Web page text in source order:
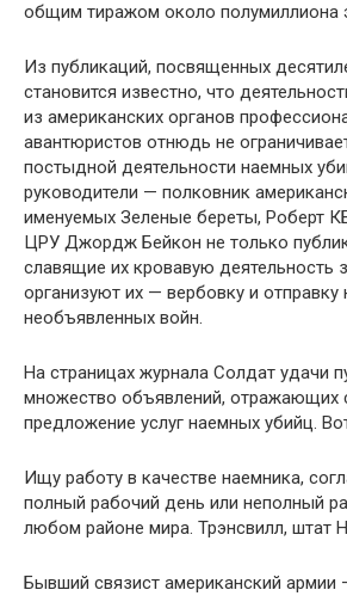
общим тиражом около полумиллиона
Из публикаций, посвященных
становится известно, что
из американских органов
авантюристов отнюдь не
постыдной деятельности наемных
руководители — полковник
именуемых Зеленые береты, Роберт
ЦРУ Джордж Бейкон не только
славящие их кровавую деятельность
организуют их — вербовку и
необъявленных войн.
На страницах журнала Солдат удачи
множество объявлений, отражающих
предложение услуг наемных убийц.
Ищу работу в качестве наемника,
полный рабочий день или неполный
любом районе мира. Трэнсвилл, штат
Бывший связист американский армии